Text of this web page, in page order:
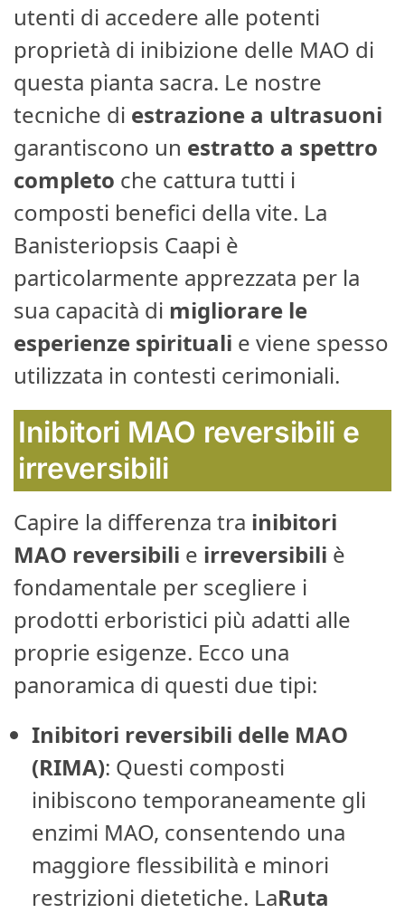
utenti di accedere alle potenti
proprietà di inibizione delle MAO di
questa pianta sacra. Le nostre
tecniche di estrazione a ultrasuoni
garantiscono un estratto a spettro
completo che cattura tutti i
composti benefici della vite. La
Banisteriopsis Caapi è
particolarmente apprezzata per la
sua capacità di migliorare le
esperienze spirituali e viene spesso
utilizzata in contesti cerimoniali.
Inibitori MAO reversibili e
irreversibili
Capire la differenza tra inibitori
MAO reversibili e irreversibili è
fondamentale per scegliere i
prodotti erboristici più adatti alle
proprie esigenze. Ecco una
panoramica di questi due tipi:
Inibitori reversibili delle MAO
(RIMA): Questi composti
inibiscono temporaneamente gli
enzimi MAO, consentendo una
maggiore flessibilità e minori
restrizioni dietetiche. LaRuta